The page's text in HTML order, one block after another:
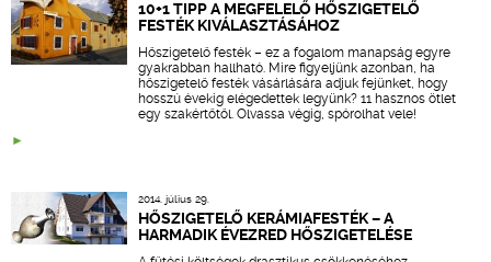
10+1 TIPP A MEGFELELŐ HŐSZIGETELŐ
FESTÉK KIVÁLASZTÁSÁHOZ
Hőszigetelő festék – ez a fogalom manapság egyre
gyakrabban hallható. Mire figyeljünk azonban, ha
hőszigetelő festék vásárlására adjuk fejünket, hogy
hosszú évekig elégedettek legyünk? 11 hasznos ötlet
egy szakértőtől. Olvassa végig, spórolhat vele!
2014. július 29.
HŐSZIGETELŐ KERÁMIAFESTÉK – A
HARMADIK ÉVEZRED HŐSZIGETELÉSE